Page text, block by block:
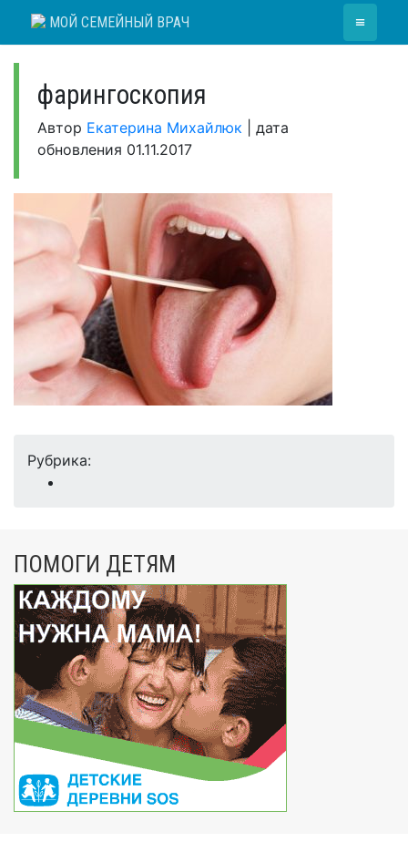
МОЙ СЕМЕЙНЫЙ ВРАЧ ≡
фарингоскопия
Автор Екатерина Михайлюк
дата
обновления 01.11.2017
Рубрика:
ПОМОГИ ДЕТЯМ